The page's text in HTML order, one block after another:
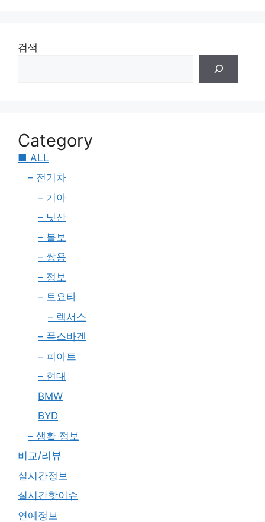
검색
Category
■ ALL
– 전기차
– 기아
– 닛산
– 볼보
– 쌍용
– 정보
– 토요타
– 렉서스
– 폭스바겐
– 피아트
– 현대
BMW
BYD
– 생활 정보
비교/리뷰
실시간정보
실시간핫이슈
연예정보